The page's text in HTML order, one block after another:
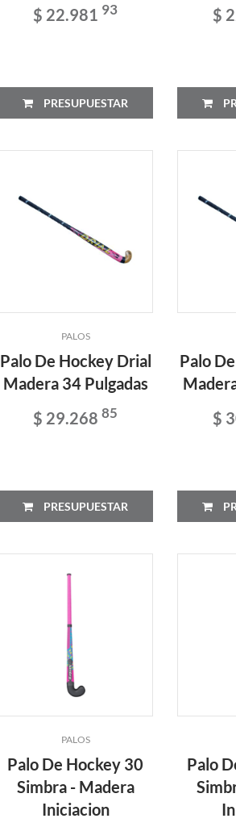
$ 22.981 93
PRESUPUESTAR
$
PALOS
Palo De Hockey Drial
Madera 34 Pulgadas
$ 29.26885
PRESUPUESTAR
Palo
$
PALOS
Palo De Hockey 30
Simbra - Madera
Iniciacion
Palo